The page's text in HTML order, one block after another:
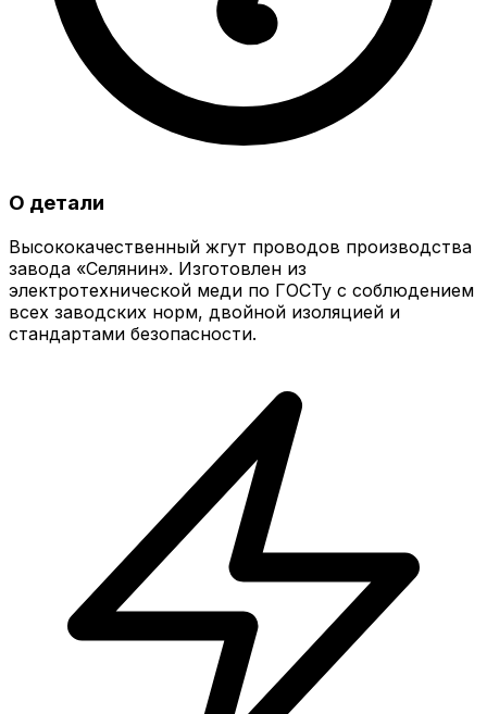
О детали
Высококачественный жгут проводов производства
завода «Селянин». Изготовлен из
электротехнической меди по ГОСТу с соблюдением
всех заводских норм, двойной изоляцией и
стандартами безопасности.